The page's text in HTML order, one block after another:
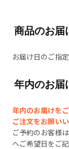
商品のお届
お届け日のご指
年内のお届
年内のお届けを
ご注文をお願いい
ご予約のお客様
へご希望日をご